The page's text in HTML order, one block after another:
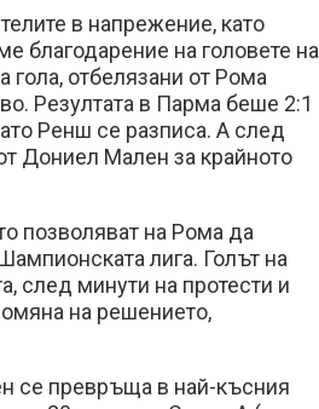
в напрежение, като
благодарение на головете на
отбелязани от Рома
Резултата в Парма беше 2:1
Ренш се разписа. А след
Дониел Мален за крайното
позволяват на Рома да
лига. Голът на
след минути на протести и
на решението,
се превръща в най-късния